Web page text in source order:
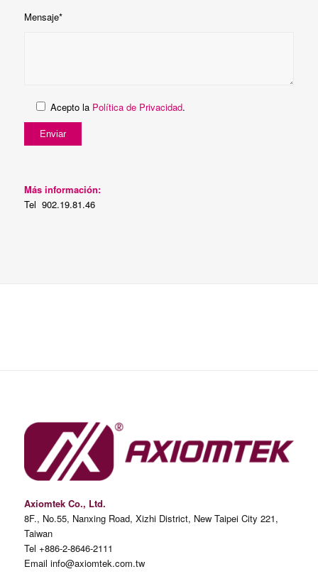
Mensaje*
Acepto la Política de Privacidad.
Más información:
Tel 902.19.81.46
Axiomtek Co., Ltd.
8F., No.55, Nanxing Road, Xizhi District, New Taipei City 221,
Taiwan
Tel +886-2-8646-2111
Email info@axiomtek.com.tw